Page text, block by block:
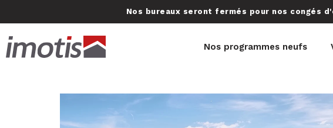
Nos bureaux seront fermés pour nos congés
Nos programmes neufs